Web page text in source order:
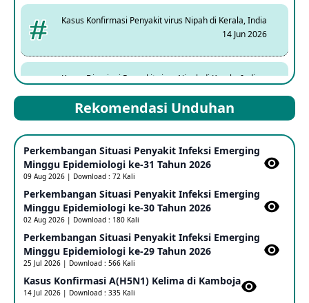
Kasus Konfirmasi Penyakit virus Nipah di Kerala, India
14 Jun 2026
Kasus Dicurigai Penyakit virus Nipah di Kerala, India
Mpox Clade 1b di Taiwan
25 May 2026
Update Informasi PHEIC Penyakit Ebola
23 May 2026
Penetapan Outbreak Penyakit Ebola di RD Kongo dan
Uganda Sebagai PHEIC
17 May 2026
Rekomendasi Unduhan
Perkembangan Situasi Penyakit Infeksi Emerging
Minggu Epidemiologi ke-31 Tahun 2026
09 Aug 2026 | Download : 72 Kali
Perkembangan Situasi Penyakit Infeksi Emerging
Minggu Epidemiologi ke-30 Tahun 2026
02 Aug 2026 | Download : 180 Kali
Perkembangan Situasi Penyakit Infeksi Emerging
Minggu Epidemiologi ke-29 Tahun 2026
25 Jul 2026 | Download : 566 Kali
Kasus Konfirmasi A(H5N1) Kelima di Kamboja​
14 Jul 2026 | Download : 335 Kali